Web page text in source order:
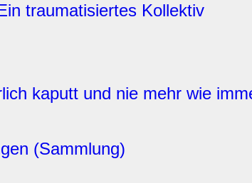
traumatisiertes Kollektiv
kaputt und nie mehr wie
(Sammlung)